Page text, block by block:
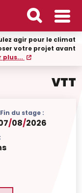
agir pour le climat
votre projet avant
plus...
VTT
Fin du stage :
/08/2026